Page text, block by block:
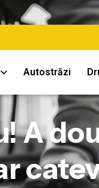
Autostrăzi
A